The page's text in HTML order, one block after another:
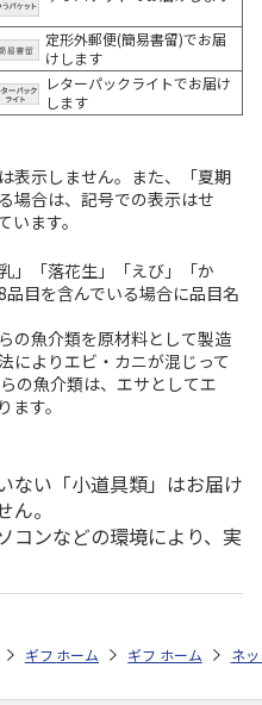
定形外郵便(簡易書留)でお届
けします
レターパックライトでお届け
します
表示しません。また、「夏期
場合は、記号での表示はせ
ます。
」「落花生」「えび」「か
目を含んでいる場合に品目名
の魚介類を原材料として製造
によりエビ・カニが混じって
の魚介類は、エサとしてエ
す。
ない「小道具類」はお届け
。
コンなどの環境により、実
ギフト特集 2026 ハム・お肉 ＜
お中元・夏ギフト特集 2026
ギフトストア お中元・夏ギフト
ホーム ギフトストア お
ホーム ネ